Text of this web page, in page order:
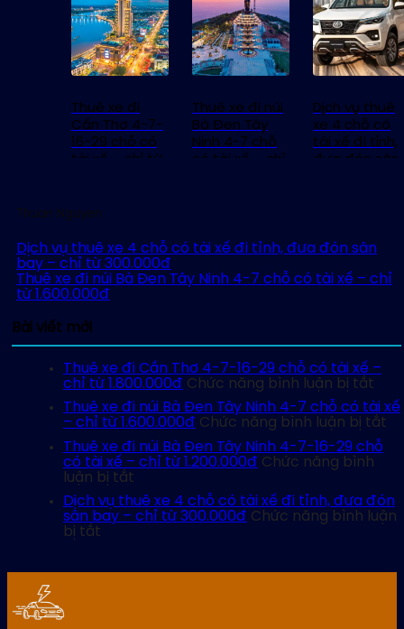
Thuê xe đi
Cần Thơ 4-7-
16-29 chỗ có
tài xế – chỉ từ
Thuê xe đi núi
Bà Đen Tây
Ninh 4-7 chỗ
có tài xế – chỉ
Dịch vụ thuê
xe 4 chỗ có
tài xế đi tỉnh,
đưa đón sân
Thuan Nguyen
Dịch vụ thuê xe 4 chỗ có tài xế đi tỉnh, đưa đón sân
bay – chỉ từ 300.000đ
Thuê xe đi núi Bà Đen Tây Ninh 4-7 chỗ có tài xế – chỉ
từ 1.600.000đ
Bài viết mới
Thuê xe đi Cần Thơ 4-7-16-29 chỗ có tài xế –
chỉ từ 1.800.000đ Chức năng bình luận bị tắt
xe
đi
Cần
7-
16-
29
Thuê xe đi núi Bà Đen Tây Ninh 4-7 chỗ có tài xế
– chỉ từ 1.600.000đ Chức năng bình luận bị tắt
Bà
7
Thuê xe đi núi Bà Đen Tây Ninh 4-7-16-29 chỗ
có tài xế – chỉ từ 1.200.000đ Chức năng bình
luận bị tắt
Thuê
xe
đi
Đen
Dịch vụ thuê xe 4 chỗ có tài xế đi tỉnh, đưa đón
sân bay – chỉ từ 300.000đ Chức năng bình luận
bị tắt
thuê